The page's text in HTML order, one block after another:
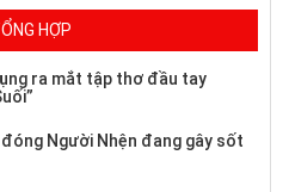
HỢP
ra mắt tập thơ đầu tay
Người Nhện đang gây sốt